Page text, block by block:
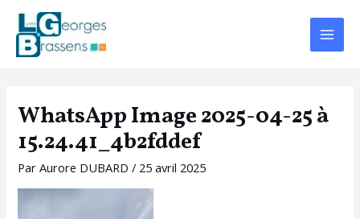
Aller
contenu
Main
Menu
WhatsApp Image 2025-04-25 à
15.24.41_4b2fddef
ParAurore DUBARD/ 25 avril 2025
Navigation
des
articles